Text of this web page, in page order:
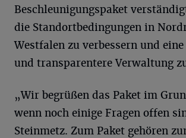
Beschleunigungspaket
die Standortbedingungen in
Westfalen zu verbessern und
und transparentere Verwaltung
„Wir begrüßen das Paket im
wenn noch einige Fragen offen
Steinmetz. Zum Paket gehören